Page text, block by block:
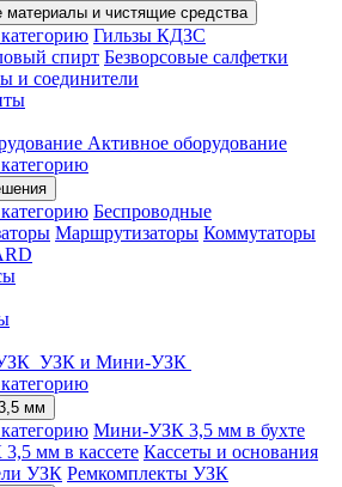
материалы и чистящие средства
Гильзы КДЗС
спирт Безворсовые салфетки
и соединители
Активное оборудование
Беспроводные
Маршрутизаторы Коммутаторы
УЗК и Мини-УЗК
мм
Мини-УЗК 3,5 мм в бухте
мм в кассете Кассеты и основания
УЗК Ремкомплекты УЗК